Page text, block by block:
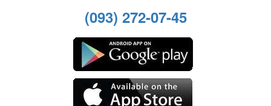
(093) 272-07-45